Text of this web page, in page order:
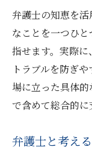
弁護士の知恵を
なことを一つひ
指せます。実際
トラブルを防ぎ
場に立った具体
で含めて総合的に
弁護士と考え